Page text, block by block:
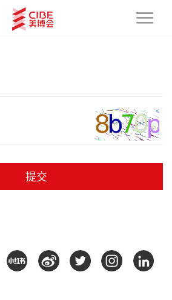
提交